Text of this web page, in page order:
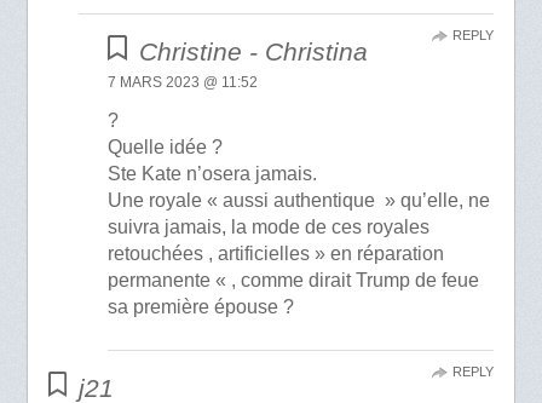
Christine - Christina
7 MARS 2023 @ 11:52
?
Quelle idée ?
Ste Kate n’osera jamais.
Une royale « aussi authentique » qu’elle, ne
suivra jamais, la mode de ces royales
retouchées , artificielles » en réparation
permanente « , comme dirait Trump de feue
sa première épouse ?
REPLY
j21
REPLY